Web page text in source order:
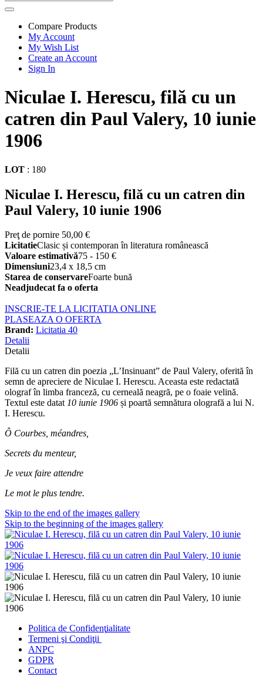
Compare Products
My Account
My Wish List
Create an Account
Sign In
Niculae I. Herescu, filă cu un
catren din Paul Valery, 10 iunie
1906
LOT : 180
Niculae I. Herescu, filă cu un catren din
Paul Valery, 10 iunie 1906
Preţ de pornire 50,00 €
LicitatieClasic și contemporan în literatura românească
Valoare estimativă75 - 150 €
Dimensiuni23,4 x 18,5 cm
Starea de conservareFoarte bună
Neadjudecat fa o oferta
INSCRIE-TE LA LICITATIA ONLINE
PLASEAZA O OFERTA
Brand: Licitatia 40
Detalii
Detalii
Filă cu un catren din poezia „L’Insinuant” de Paul Valery, oferită în
semn de apreciere de Niculae I. Herescu. Aceasta este redactată
olograf în limba franceză, cu cerneală neagră, pe o foaie velină.
Textul este datat10 iunie 1906 și poartă semnătura olografă a lui N.
I. Herescu.
Ô Courbes, méandres,
Secrets du menteur,
Je veux faire attendre
Le mot le plus tendre.
Skip to the end of the images gallery
Skip to the beginning of the images gallery
Politica de Confidenţialitate
Termeni şi Condiţii
ANPC
GDPR
Contact